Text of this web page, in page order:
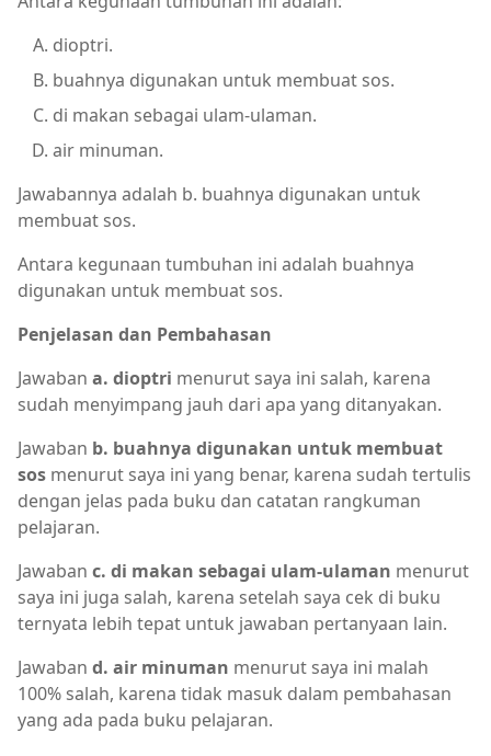
dioptri.
buahnya digunakan untuk membuat sos.
di makan sebagai ulam-ulaman.
air minuman.
Jawabannya adalah b. buahnya digunakan untuk
membuat sos.
Antara kegunaan tumbuhan ini adalah buahnya
digunakan untuk membuat sos.
Penjelasan dan Pembahasan
Jawaban a. dioptri menurut saya ini salah, karena
sudah menyimpang jauh dari apa yang ditanyakan.
Jawaban b. buahnya digunakan untuk membuat
sos menurut saya ini yang benar, karena sudah tertulis
dengan jelas pada buku dan catatan rangkuman
pelajaran.
Jawaban c. di makan sebagai ulam-ulaman menurut
saya ini juga salah, karena setelah saya cek di buku
ternyata lebih tepat untuk jawaban pertanyaan lain.
Jawaban d. air minuman menurut saya ini malah
100% salah, karena tidak masuk dalam pembahasan
yang ada pada buku pelajaran.